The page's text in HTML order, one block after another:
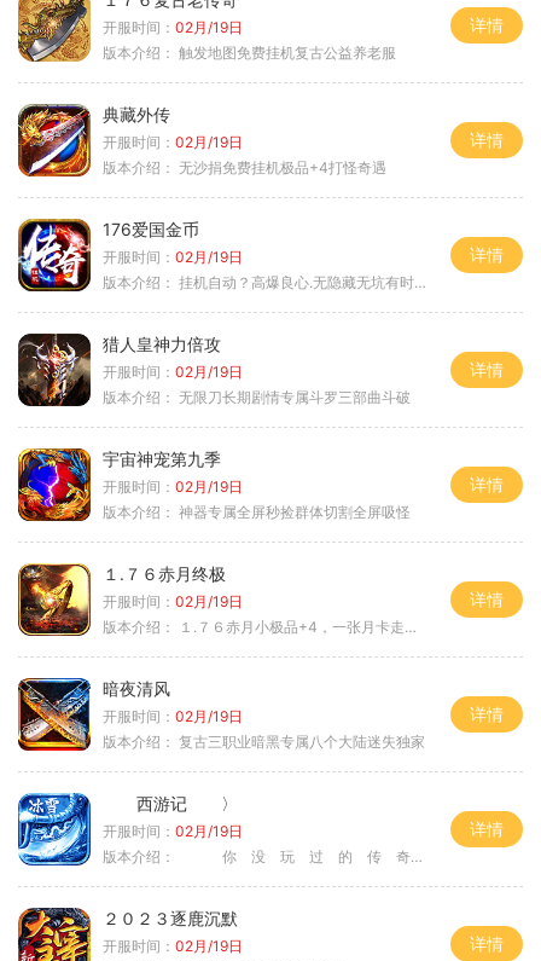
开服时间： 02月/19日
版本介绍： 触发地图免费挂机复古公益养老服
详情
典藏外传
开服时间： 02月/19日
版本介绍： 无沙捐免费挂机极品+4打怪奇遇
详情
176爱国金币
开服时间： 02月/19日
版本介绍： 挂机自动？高爆良心.无隐藏无坑有时间就是
详情
猎人皇神力倍攻
开服时间： 02月/19日
版本介绍： 无限刀长期剧情专属斗罗三部曲斗破
详情
宇宙神宠第九季
开服时间： 02月/19日
版本介绍： 神器专属全屏秒捡群体切割全屏吸怪
详情
１.７６赤月终极
开服时间： 02月/19日
版本介绍：
１.７６赤月小极品+4，一张月卡走天涯b
详情
暗夜清风
开服时间： 02月/19日
版本介绍： 复古三职业暗黑专属八个大陆迷失独家
详情
西游记 〉
开服时间： 02月/19日
版本介绍：
你 没 玩 过 的 传 奇 〉
详情
２０２３逐鹿沉默
开服时间： 02月/19日
详情